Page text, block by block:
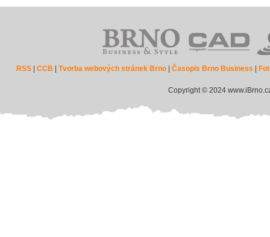
RSS |CCB |Tvorba webových stránek Brno |Časopis Brno Business
Copyright © 2024